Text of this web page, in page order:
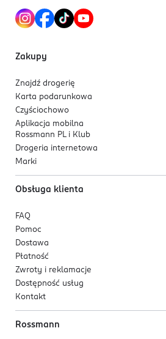
Zakupy
Znajdź drogerię
Karta podarunkowa
Czyściochowo
Aplikacja mobilna
Rossmann PL i Klub
Drogeria internetowa
Marki
Obsługa klienta
FAQ
Pomoc
Dostawa
Płatność
Zwroty i reklamacje
Dostępność usług
Kontakt
Rossmann